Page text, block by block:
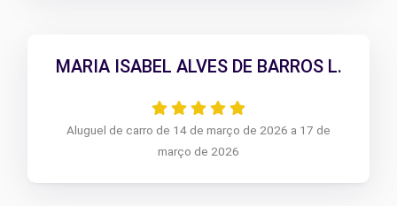
MARIA ISABEL ALVES DE BARROS L.
Aluguel de carro de 14 de março de 2026 a 17 de
março de 2026